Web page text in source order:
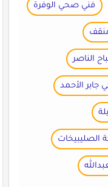
فني صحي الوفرة
الناصر
الأحمد
الصليبيخات